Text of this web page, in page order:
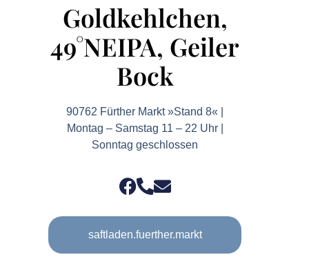
Goldkehlchen,
49°NEIPA, Geiler
Bock
90762 Fürther Markt »Stand 8« |
Montag – Samstag 11 – 22 Uhr |
Sonntag geschlossen
saftladen.fuerther.markt